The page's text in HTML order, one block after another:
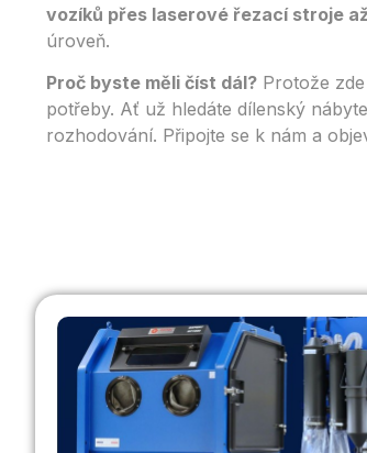
vozíků přes laserové řezací stroje
úroveň.
Proč byste měli číst dál? Protože
potřeby. Ať už hledáte dílenský
rozhodování. Připojte se k nám a